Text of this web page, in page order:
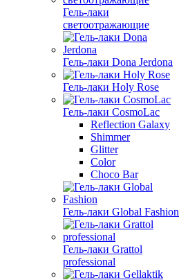
Гель-лаки
светоотражающие
Гель-лаки Dona Jerdona
Гель-лаки Holy Rose
Гель-лаки CosmoLac
Reflection Galaxy
Shimmer
Glitter
Color
Choco Bar
Гель-лаки Global Fashion
Гель-лаки Grattol
professional